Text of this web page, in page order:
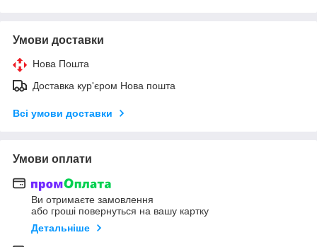
Умови доставки
Нова Пошта
Доставка кур'єром Нова пошта
Всі умови доставки
Умови оплати
Ви отримаєте замовлення
або гроші повернуться на вашу картку
Детальніше